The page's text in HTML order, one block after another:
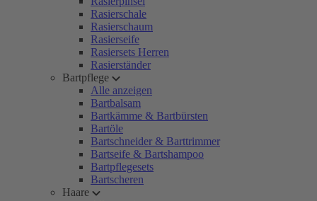
Rasierschale
Rasierschaum
Rasierseife
Rasiersets Herren
Rasierständer
Bartpflege
Alle anzeigen
Bartbalsam
Bartkämme & Bartbürsten
Bartöle
Bartschneider & Barttrimmer
Bartseife & Bartshampoo
Bartpflegesets
Bartscheren
Haare